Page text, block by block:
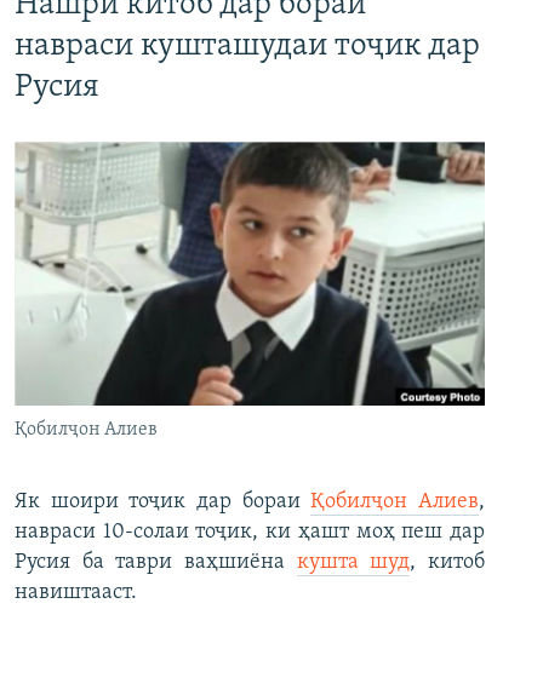
навраси кушташудаи тоҷик дар
Русия
Қобилҷон Алиев
Як шоири тоҷик дар бораиҚобилҷон Алиев,
навраси 10-солаи тоҷик, ки ҳашт моҳ пеш дар
Русия ба таври ваҳшиёна кушта шуд, китоб
навиштааст.